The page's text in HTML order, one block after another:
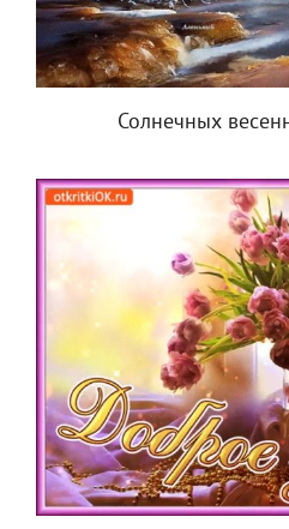
Солнечных